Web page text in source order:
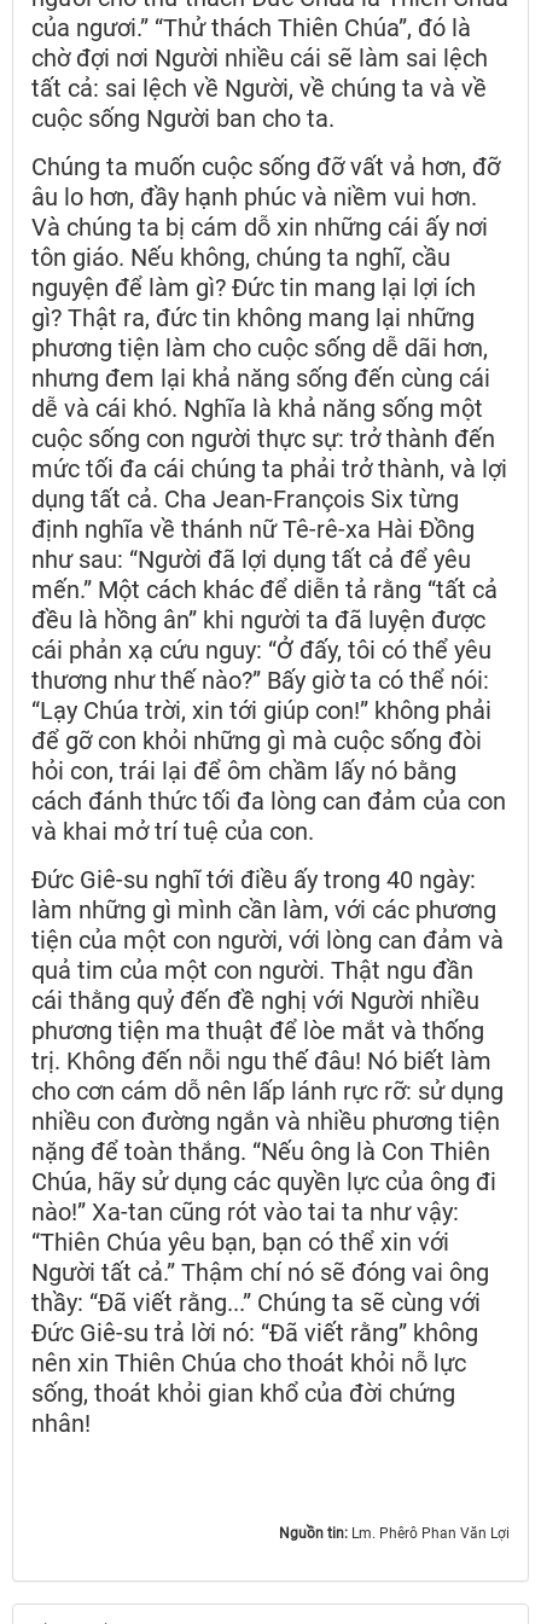
của ngươi.” “Thử thách Thiên Chúa”, đó là
chờ đợi nơi Người nhiều cái sẽ làm sai lệch
tất cả: sai lệch về Người, về chúng ta và về
cuộc sống Người ban cho ta.
Chúng ta muốn cuộc sống đỡ vất vả hơn, đỡ
âu lo hơn, đầy hạnh phúc và niềm vui hơn.
Và chúng ta bị cám dỗ xin những cái ấy nơi
tôn giáo. Nếu không, chúng ta nghĩ, cầu
nguyện để làm gì? Đức tin mang lại lợi ích
gì? Thật ra, đức tin không mang lại những
phương tiện làm cho cuộc sống dễ dãi hơn,
nhưng đem lại khả năng sống đến cùng cái
dễ và cái khó. Nghĩa là khả năng sống một
cuộc sống con người thực sự: trở thành đến
mức tối đa cái chúng ta phải trở thành, và lợi
dụng tất cả. Cha Jean-François Six từng
định nghĩa về thánh nữ Tê-rê-xa Hài Đồng
như sau: “Người đã lợi dụng tất cả để yêu
mến.” Một cách khác để diễn tả rằng “tất cả
đều là hồng ân” khi người ta đã luyện được
cái phản xạ cứu nguy: “Ở đấy, tôi có thể yêu
thương như thế nào?” Bấy giờ ta có thể nói:
“Lạy Chúa trời, xin tới giúp con!” không phải
để gỡ con khỏi những gì mà cuộc sống đòi
hỏi con, trái lại để ôm chầm lấy nó bằng
cách đánh thức tối đa lòng can đảm của con
và khai mở trí tuệ của con.
Đức Giê-su nghĩ tới điều ấy trong 40 ngày:
làm những gì mình cần làm, với các phương
tiện của một con người, với lòng can đảm và
quả tim của một con người. Thật ngu đần
cái thằng quỷ đến đề nghị với Người nhiều
phương tiện ma thuật để lòe mắt và thống
trị. Không đến nỗi ngu thế đâu! Nó biết làm
cho cơn cám dỗ nên lấp lánh rực rỡ: sử dụng
nhiều con đường ngắn và nhiều phương tiện
nặng để toàn thắng. “Nếu ông là Con Thiên
Chúa, hãy sử dụng các quyền lực của ông đi
nào!” Xa-tan cũng rót vào tai ta như vậy:
“Thiên Chúa yêu bạn, bạn có thể xin với
Người tất cả.” Thậm chí nó sẽ đóng vai ông
thầy: “Đã viết rằng...” Chúng ta sẽ cùng với
Đức Giê-su trả lời nó: “Đã viết rằng” không
nên xin Thiên Chúa cho thoát khỏi nỗ lực
sống, thoát khỏi gian khổ của đời chứng
nhân!
Nguồn tin: Lm. Phêrô Phan Văn Lợi